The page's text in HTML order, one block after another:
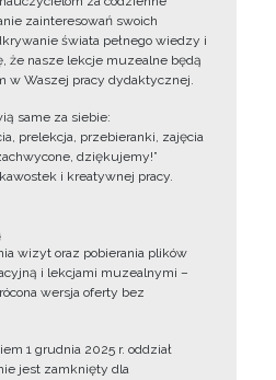
zainteresowań swoich
świata pełnego wiedzy i
że nasze lekcje muzealne będą
w Waszej pracy dydaktycznej.
same za siebie:
prelekcja, przebieranki, zajęcia
dziękujemy!”
i kreatywnej pracy.
wizyt oraz pobierania plików
i lekcjami muzealnymi –
wersja oferty bez
1 grudnia 2025 r. oddział
jest zamknięty dla